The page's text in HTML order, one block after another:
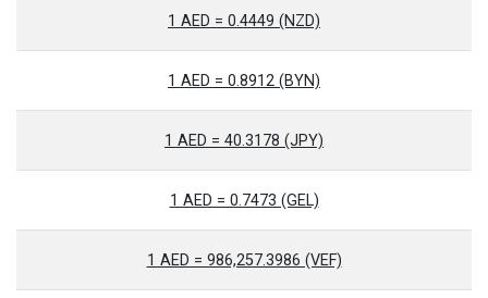
1 AED = 0.4449 (NZD)
1 AED = 0.8912 (BYN)
1 AED = 40.3178 (JPY)
1 AED = 0.7473 (GEL)
1 AED = 986,257.3986 (VEF)